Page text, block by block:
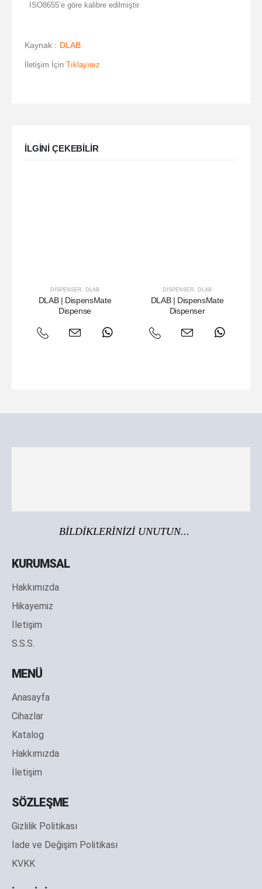
ISO8655’e göre kalibre edilmiştir
Kaynak : DLAB
İletişim İçin Tıklayınız
ILGINI ÇEKEBILIR
DISPENSER DLAB
DLAB | DispensMate
Dispense
DISPENSER DLAB
DLAB | DispensMate
Dispenser
BİLDİKLERİNİZİ UNUTUN...
KURUMSAL
Hakkımızda
Hikayemiz
İletişim
S.S.S.
MENÜ
Anasayfa
Cihazlar
Katalog
Hakkımızda
İletişim
SÖZLEŞME
Gizlilik Politikası
İade ve Değişim Politikası
KVKK